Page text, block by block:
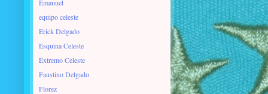
Emanuel
equipo celeste
Erick Delgado
Esquina Celeste
Extremo Celeste
Faustino Delgado
Florez